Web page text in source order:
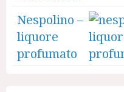
Nespolino –
liquore
profumato